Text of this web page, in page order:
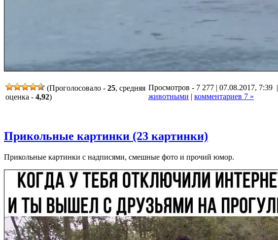
(Проголосовало - 25, средняя
оценка - 4,92)
Просмотров - 7 277 | 07.08.2017, 7:39 |
животными | комментариев 7 »
Прикольные картинки (23 картинки)
Прикольные картинки с надписями, смешные фото и прочий юмор.